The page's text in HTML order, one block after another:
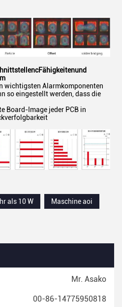
cFähigkeitenund
wichtigsten Alarmkomponenten
so eingestellt werden, dass die
Board-Image jeder PCB in
als 10 W
Maschine aoi
Mr. Asako
00-86-14775950818